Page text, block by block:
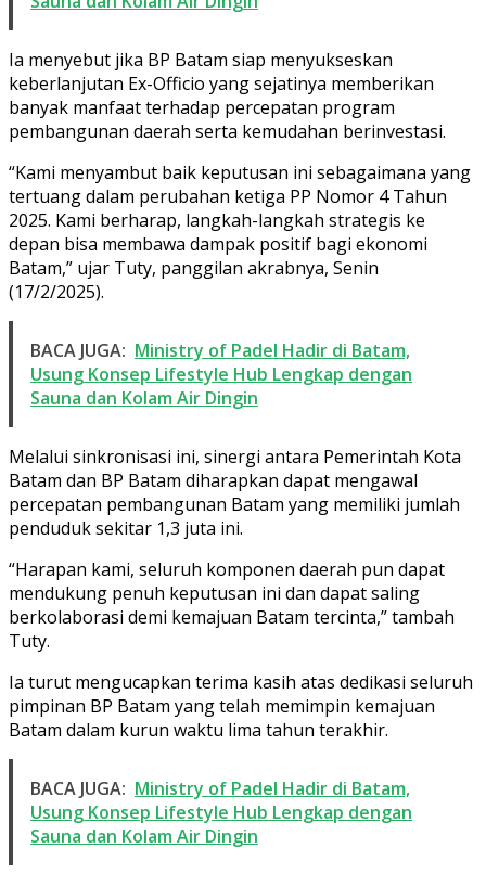
Ia menyebut jika BP Batam siap menyukseskan
keberlanjutan Ex-Officio yang sejatinya memberikan
banyak manfaat terhadap percepatan program
pembangunan daerah serta kemudahan berinvestasi.
“Kami menyambut baik keputusan ini sebagaimana yang
tertuang dalam perubahan ketiga PP Nomor 4 Tahun
2025. Kami berharap, langkah-langkah strategis ke
depan bisa membawa dampak positif bagi ekonomi
Batam,” ujar Tuty, panggilan akrabnya, Senin
(17/2/2025).
BACA JUGA: Ministry of Padel Hadir di Batam,
Usung Konsep Lifestyle Hub Lengkap dengan
Sauna dan Kolam Air Dingin
Melalui sinkronisasi ini, sinergi antara Pemerintah Kota
Batam dan BP Batam diharapkan dapat mengawal
percepatan pembangunan Batam yang memiliki jumlah
penduduk sekitar 1,3 juta ini.
“Harapan kami, seluruh komponen daerah pun dapat
mendukung penuh keputusan ini dan dapat saling
berkolaborasi demi kemajuan Batam tercinta,” tambah
Tuty.
Ia turut mengucapkan terima kasih atas dedikasi seluruh
pimpinan BP Batam yang telah memimpin kemajuan
Batam dalam kurun waktu lima tahun terakhir.
BACA JUGA: Ministry of Padel Hadir di Batam,
Usung Konsep Lifestyle Hub Lengkap dengan
Sauna dan Kolam Air Dingin